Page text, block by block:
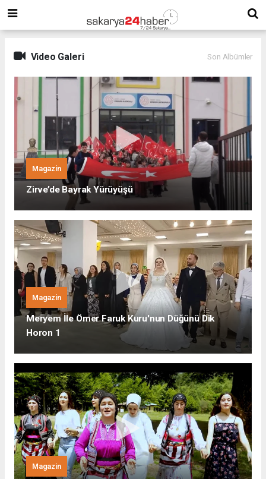
Video Galeri Son Albümler
Magazin
Zirve’de Bayrak Yürüyüşü
Magazin
Meryem İle Ömer Faruk Kuru'nun Düğünü Dik
Horon 1
Magazin